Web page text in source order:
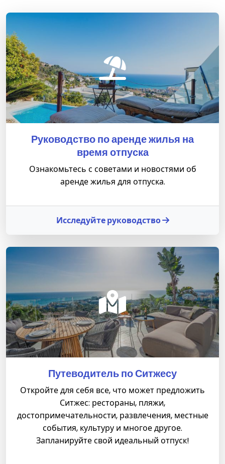
Руководство по аренде жилья на
время отпуска
Ознакомьтесь с советами и новостями об
аренде жилья для отпуска.
Исследуйте руководство
Путеводитель по Ситжесу
Откройте для себя все, что может предложить
Ситжес: рестораны, пляжи,
достопримечательности, развлечения, местные
события, культуру и многое другое.
Запланируйте свой идеальный отпуск!